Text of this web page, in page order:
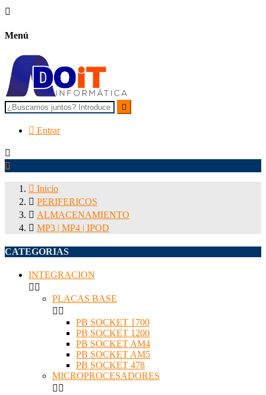

Menú

 Entrar


 Inicio
 PERIFERICOS
 ALMACENAMIENTO
 MP3 | MP4 | IPOD
CATEGORIAS
INTEGRACION
 
PLACAS BASE
 
PB SOCKET 1700
PB SOCKET 1200
PB SOCKET AM4
PB SOCKET AM5
PB SOCKET 478
MICROPROCESADORES
 